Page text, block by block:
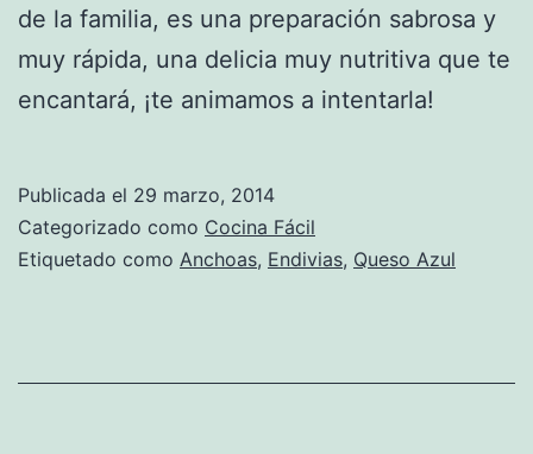
de la familia, es una preparación sabrosa y
muy rápida, una delicia muy nutritiva que te
encantará, ¡te animamos a intentarla!
Publicada el 29 marzo, 2014
Categorizado como Cocina Fácil
Etiquetado como Anchoas, Endivias, Queso Azul